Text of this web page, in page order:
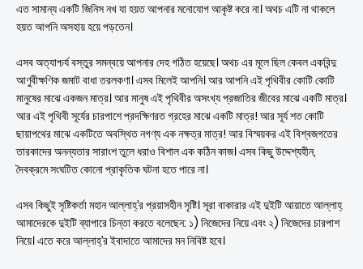
এত সামান্য একটি জিনিস নখ যা হয়ত আপনার মনোযোগ আকৃষ্ট করে না। অথচ এটি না থাকলে
হয়ত আপনি অসহায় হয়ে পড়তেন।
এসব অত্যাশ্চর্য বস্তুর সমন্বয়ে আপনার দেহ গঠিত হয়েছে। অথচ এর মূলে ছিল কেবল একবিন্দু
আণুবীক্ষণিক জমাট বাধা তরলকণা। এসব মিলেই আপনি। আর আপনি এই পৃথিবীর কোটি কোটি
মানুষের মাঝে একজন মাত্র। আর মানুষ এই পৃথিবীর অসংখ্য প্রজাতির জীবের মাঝে একটি মাত্র।
আর এই পৃথিবী সূর্যের চারপাশে প্রদক্ষিণরত গ্রহের মাঝে একটি মাত্র! আর সূর্য শত কোটি
ছায়াপথের মাঝে একটিতে অবস্থিত নগণ্য এক নক্ষত্র মাত্র! আর বিস্ময়কর এই বিশ্বজগতের
তারকাদের অনন্যতার সারাংশ তুলে ধরাও বিশাল এক কঠিন কাজ। এসব কিছু উদ্দেশ্যহীন,
দৈবক্রমে সংঘটিত কোনো প্রাকৃতিক ঘটনা হতে পারে না।
এসব কিছুই সৃষ্টিকর্তা মহান আল্লাহ্‌’র প্রয়াসহীন সৃষ্টি। সূরা বাকারার এই দুইটি আয়াতে আল্লাহ্‌
আমাদেরকে দুইটি ব্যাপারে চিন্তা করতে বলেছেন: ১) নিজেদের নিয়ে এবং ২) নিজেদের চারপাশ
নিয়ে। এতে করে আল্লাহ্‌’র ইবাদাতে আমাদের মন নিবিষ্ট হবে।